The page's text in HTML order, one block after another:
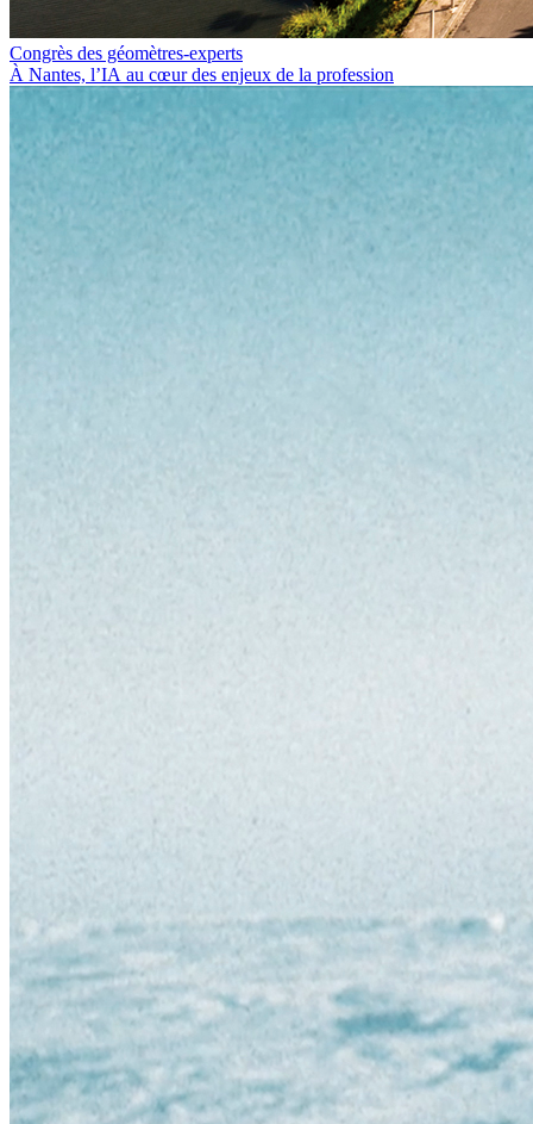
Congrès des géomètres-experts
À Nantes, l’IA au cœur des enjeux de la profession